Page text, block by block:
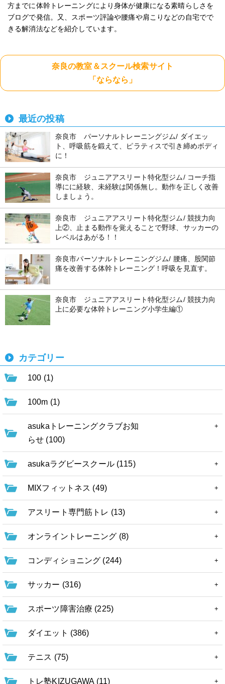
方までに体幹トレーニングにより身体が健康になる素晴らしさを
ブログで発信。又、スポーツ評論や腰痛や肩こりなどの自宅でで
きる解消法などを紹介しています。
奈良の教室＆スクール検索サイト
「ならなら」
最近の投稿
奈良市 パーソナルトレーニングジム/ ダイエッ
ト、呼吸筋を鍛えて、ピラティスで引き締めボディ
に！
奈良市 ジュニアアスリート特化型ジム/ コーチ指
導にに経験、未経験は関係無し。動作を正しく改善
しましょう。
奈良市 ジュニアアスリート特化型ジム/ 競技力向
上②、止まる動作を覚えることで野球、サッカーの
レベルはあがる！！
奈良市パーソナルトレーニングジム/ 腰痛、股関節
痛を改善する体幹トレーニング！呼吸を見直す。
奈良市 ジュニアアスリート特化型ジム/ 競技力向
上に必要な体幹トレーニング小学生編①
カテゴリー
100 (1)
100m (1)
asukaトレーニングクラブお知
らせ (100)
asukaラグビースクール (115)
MIXフィットネス (49)
アスリート専門筋トレ (13)
オンライントレーニング (8)
コンディショニング (244)
サッカー (316)
スポーツ障害治療 (225)
ダイエット (386)
テニス (75)
トレ塾KIZUGAWA (11)